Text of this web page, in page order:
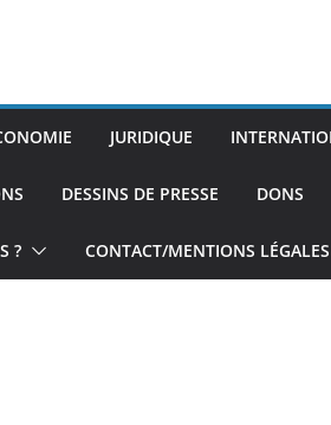
JURIDIQUE
DESSINS DE PRESSE DONS
? CONTACT/MENTIONS LÉGALES